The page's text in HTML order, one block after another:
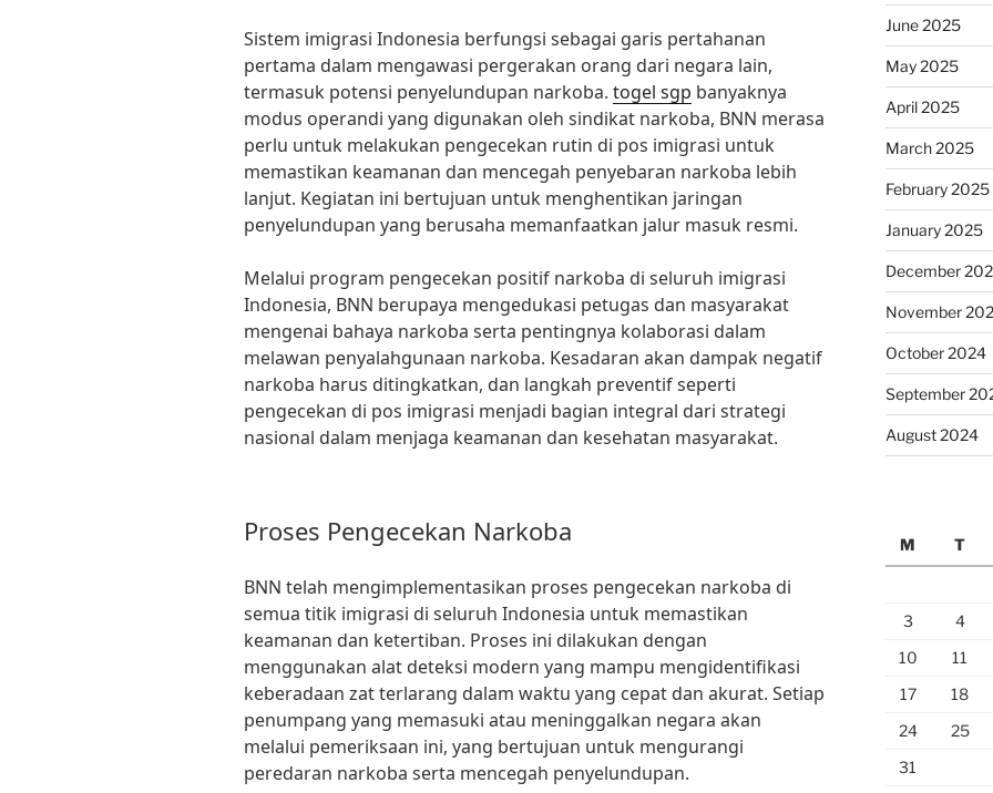
Sistem imigrasi Indonesia berfungsi sebagai garis pertahanan
pertama dalam mengawasi pergerakan orang dari negara lain,
termasuk potensi penyelundupan narkoba. togel sgp banyaknya
modus operandi yang digunakan oleh sindikat narkoba, BNN merasa
perlu untuk melakukan pengecekan rutin di pos imigrasi untuk
memastikan keamanan dan mencegah penyebaran narkoba lebih
lanjut. Kegiatan ini bertujuan untuk menghentikan jaringan
penyelundupan yang berusaha memanfaatkan jalur masuk resmi.
Melalui program pengecekan positif narkoba di seluruh imigrasi
Indonesia, BNN berupaya mengedukasi petugas dan masyarakat
mengenai bahaya narkoba serta pentingnya kolaborasi dalam
melawan penyalahgunaan narkoba. Kesadaran akan dampak negatif
narkoba harus ditingkatkan, dan langkah preventif seperti
pengecekan di pos imigrasi menjadi bagian integral dari strategi
nasional dalam menjaga keamanan dan kesehatan masyarakat.
Proses Pengecekan Narkoba
BNN telah mengimplementasikan proses pengecekan narkoba di
semua titik imigrasi di seluruh Indonesia untuk memastikan
keamanan dan ketertiban. Proses ini dilakukan dengan
menggunakan alat deteksi modern yang mampu mengidentifikasi
keberadaan zat terlarang dalam waktu yang cepat dan akurat. Setiap
penumpang yang memasuki atau meninggalkan negara akan
melalui pemeriksaan ini, yang bertujuan untuk mengurangi
peredaran narkoba serta mencegah penyelundupan.
June 2025
May 2025
April 2025
March 2025
February 2025
January 2025
December
November
October 2024
September
August 2024
M
T
3
4
10
11
17
18
24
25
31